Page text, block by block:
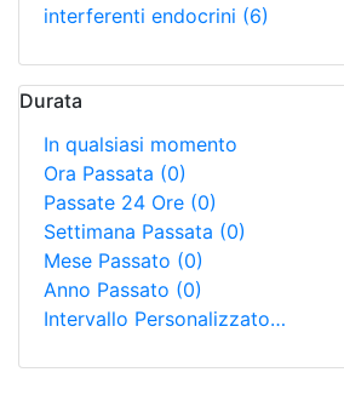
interferenti endocrini (6)
Durata
In qualsiasi momento
Ora Passata (0)
Passate 24 Ore (0)
Settimana Passata (0)
Mese Passato (0)
Anno Passato (0)
Intervallo Personalizzato…